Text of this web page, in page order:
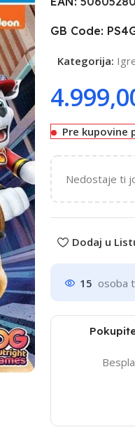
GB Code:
Kategorija:
Pre
Nedostaje ti
Dodaj u
15 osoba